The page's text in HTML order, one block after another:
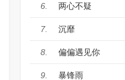
6. 两心不疑
7. 沉靡
8. 偏偏遇见你
9. 暴锋雨